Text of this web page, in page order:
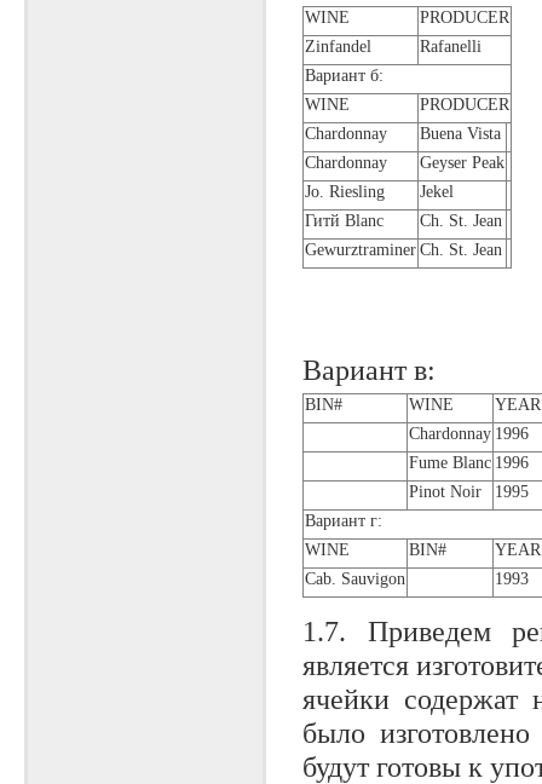
WINE
PRODUCER
Zinfandel
Rafanelli
Вариант б:
WINE
PRODUCER
Chardonnay
Buena Vista
Chardonnay
Geyser Peak
Jo. Riesling
Jekel
Гитй Blanc
Ch. St. Jean
Gewurztraminer Ch. St. Jean
Вариант в:
BIN# WINE
YEAR
Chardonnay 1996
Fume Blanc 1996
Pinot Noir
1995
Вариант г:
WINE
BIN#
YEAR
Cab. Sauvigon
1993
1.7. Приведем
является
ячейки содержат
было
будут готовы к